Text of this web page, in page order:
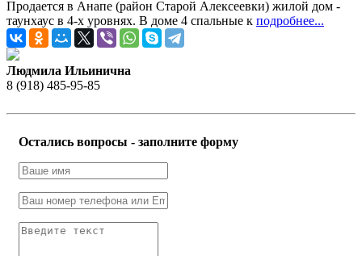
Продается в Анапе (район Старой Алексеевки) жилой дом -
таунхаус в 4-х уровнях. В доме 4 спальные к подробнее...
Людмила Ильинична
8 (918) 485-95-85
Остались вопросы - заполните форму